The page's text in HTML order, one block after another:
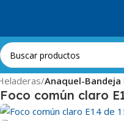
Anaquel-
Foco común claro